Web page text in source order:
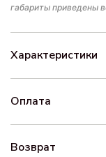
габариты приведены
Характеристики
Оплата
Возврат